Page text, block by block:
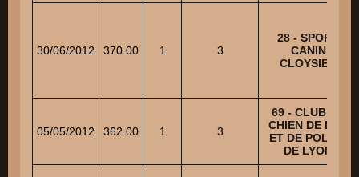
30/06/2012 370.00 1 3
28 - SPORT
CANIN
CLOYSIEN
05/05/2012 362.00 1 3
69 - CLUB DU
CHIEN DE DEF.
ET DE POLICE
DE LYON